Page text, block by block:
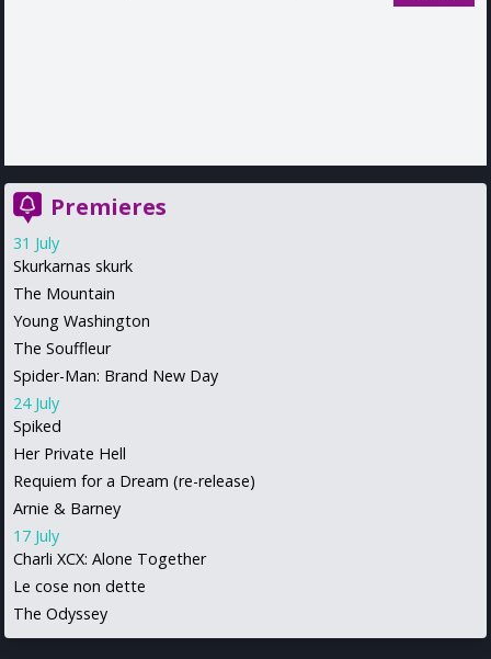
Premieres
31 July
Skurkarnas skurk
The Mountain
Young Washington
The Souffleur
Spider-Man: Brand New Day
24 July
Spiked
Her Private Hell
Requiem for a Dream (re-release)
Arnie & Barney
17 July
Charli XCX: Alone Together
Le cose non dette
The Odyssey